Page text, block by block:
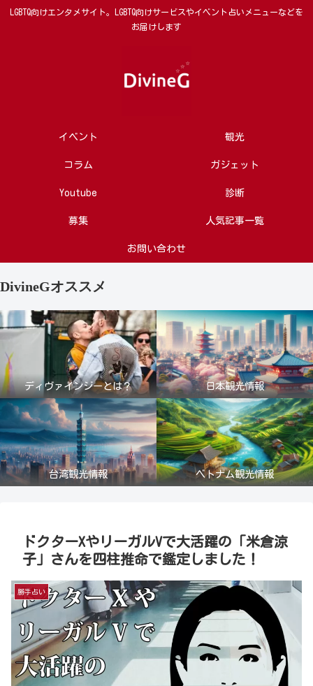
LGBTQ向けエンタメサイト。LGBTQ向けサービスやイベント占いメニューなどを
お届けします
イベント 観光
コラム ガジェット
Youtube 診断
募集 人気記事一覧
お問い合わせ
DivineGオススメ
ディヴァインジーとは？ 日本観光情報
台湾観光情報 ベトナム観光情報
ドクターXやリーガルVで大活躍の「米倉涼
子」さんを四柱推命で鑑定しました！
勝手占い